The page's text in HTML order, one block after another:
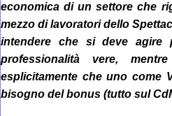
economica di un settore che
mezzo di lavoratori dello
intendere che si deve agire
professionalità vere,
esplicitamente che uno come
bisogno del bonus (tutto sul